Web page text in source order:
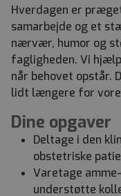
Hverdagen er
samarbejde og et
nærvær, humor og
fagligheden. Vi
når behovet opstår.
lidt længere for
Dine opgaver
Deltage i den
obstetriske
Varetage
understøtte